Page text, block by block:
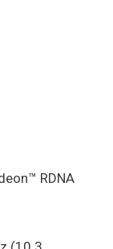
RDNA